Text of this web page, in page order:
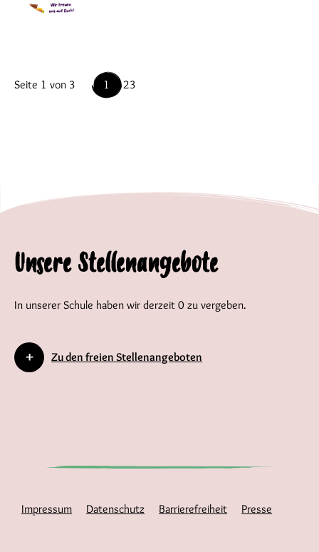
Seite 1 von 3 1 23
Unsere Stellenangebote
In unserer Schule haben wir derzeit 0 zu vergeben.
Zu den freien Stellenangeboten
Impressum Datenschutz Barrierefreiheit Presse